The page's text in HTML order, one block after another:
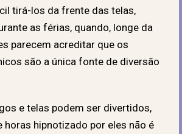
tirá-los da frente das telas,
as férias, quando, longe da
parecem acreditar que os
são a única fonte de diversão
e telas podem ser divertidos,
horas hipnotizado por eles não é